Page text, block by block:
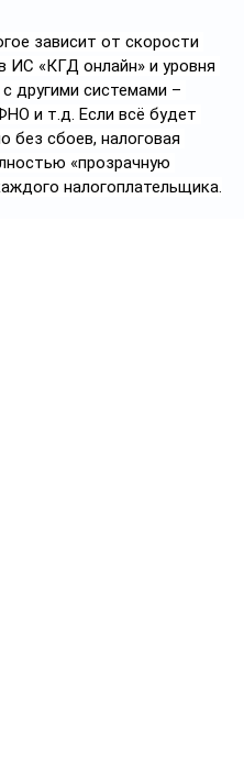
зависит от скорости
ИС «КГД онлайн» и уровня
с другими системами –
и т.д. Если всё будет
без сбоев, налоговая
«прозрачную
налогоплательщика.